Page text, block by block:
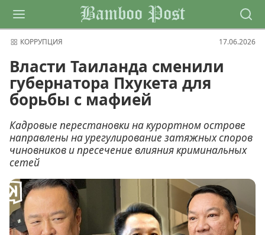
Bamboo Post
КОРРУПЦИЯ 17.06.2026
Власти Таиланда сменили
губернатора Пхукета для
борьбы с мафией
Кадровые перестановки на курортном острове
направлены на урегулирование затяжных споров
чиновников и пресечение влияния криминальных
сетей